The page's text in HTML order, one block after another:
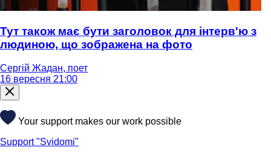
Тут також має бути заголовок для інтерв'ю з
людиною, що зображена на фото
Сергій Жадан, поет
16 вересня 21:00
Your support makes our work possible
Support "Svidomi"